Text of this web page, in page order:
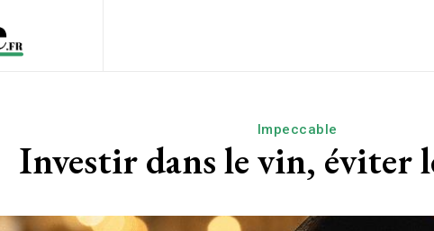
Impeccable
Investir dans le vin, éviter